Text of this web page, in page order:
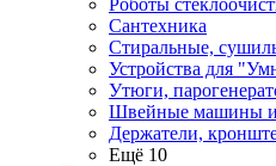
Роботы
Сантехника
Стиральные,
Устройства для
Утюги,
Швейные машины и
Держатели,
Ещё 10